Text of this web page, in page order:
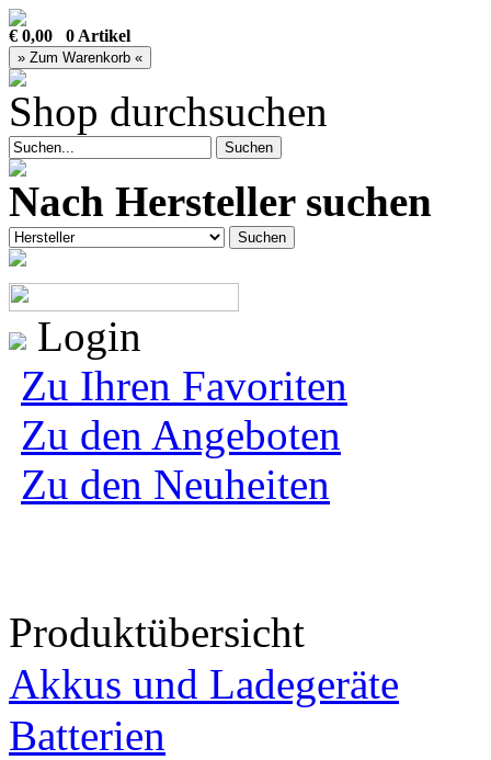
€ 0,00 0 Artikel
Shop durchsuchen
Nach Hersteller suchen
Login
Zu Ihren Favoriten
Zu den Angeboten
Zu den Neuheiten
Produktübersicht
Akkus und Ladegeräte
Batterien